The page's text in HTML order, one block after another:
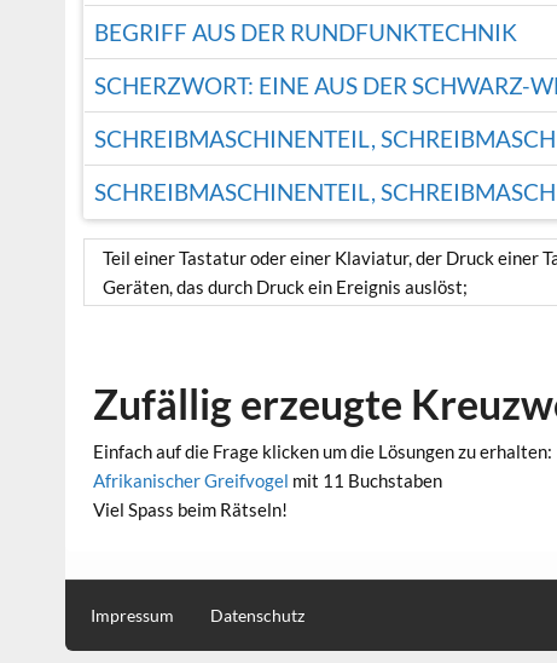
BEGRIFF AUS DER RUNDFUNKTECHNIK
SCHERZWORT: EINE AUS DER SCHWARZ-
SCHREIBMASCHINENTEIL,
SCHREIBMASCHINENTEIL,
Teil einer Tastatur oder einer Klaviatur, der Druck einer
Geräten, das durch Druck ein Ereignis auslöst;
Zufällig erzeugte
Einfach auf die Frage klicken um die Lösungen zu erhalten:
Afrikanischer Greifvogel mit 11 Buchstaben
Viel Spass beim Rätseln!
Impressum Datenschutz